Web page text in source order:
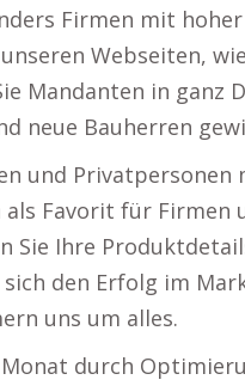
Firmen mit hoher
Webseiten,
Mandanten in ganz
neue Bauherren
und Privatpersonen
Favorit für Firmen
Sie Ihre
den Erfolg im
uns um alles.
durch